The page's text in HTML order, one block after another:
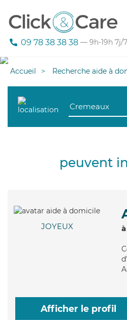
09 78 38 38 38 — 9h-19h 7j/7
Accueil Recherche aide à
peuvent
JOYEUX
Afficher le profil